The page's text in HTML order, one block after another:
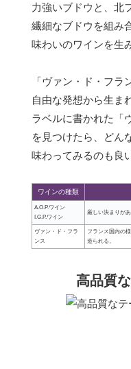
力強いブドウと、北
繊細なブドウを組み
味わいのワインを生
「ヴァン・ド・フ
自由な発想から生ま
ラベルに書かれた「
を見つけたら、どん
味わってみるのも良
ワインの種類
A.O.P.ワイン
I.G.P.ワイン
厳しい決まりが
ヴァン・ド・フラ
ンス
フランス国内の
造られる。
高品質